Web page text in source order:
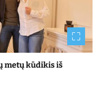
metų kūdikis iš